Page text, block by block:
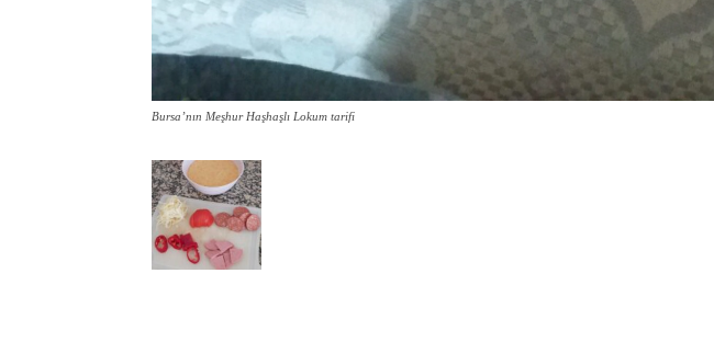
Bursa’nın Meşhur Haşhaşlı Lokum tarifi